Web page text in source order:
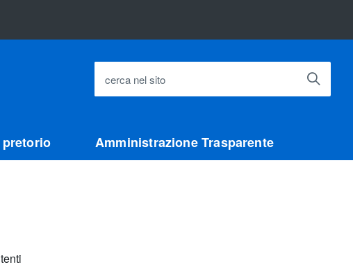
cerca nel sito
Amministrazione Trasparente